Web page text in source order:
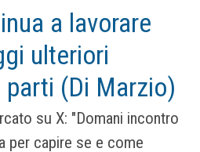
a lavorare
ulteriori
(Di Marzio)
su X: "Domani incontro
per capire se e come